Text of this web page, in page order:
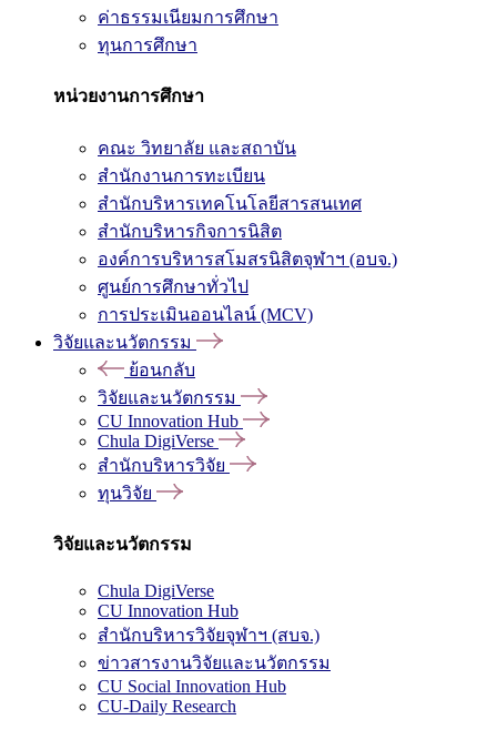
ค่าธรรมเนียมการศึกษา
ทุนการศึกษา
หน่วยงานการศึกษา
คณะ วิทยาลัย และสถาบัน
สำนักงานการทะเบียน
สำนักบริหารเทคโนโลยีสารสนเทศ
สำนักบริหารกิจการนิสิต
องค์การบริหารสโมสรนิสิตจุฬาฯ (อบจ.)
ศูนย์การศึกษาทั่วไป
การประเมินออนไลน์ (MCV)
วิจัยและนวัตกรรม
ย้อนกลับ
วิจัยและนวัตกรรม
CU Innovation Hub
Chula DigiVerse
สำนักบริหารวิจัย
ทุนวิจัย
วิจัยและนวัตกรรม
Chula DigiVerse
CU Innovation Hub
สำนักบริหารวิจัยจุฬาฯ (สบจ.)
ข่าวสารงานวิจัยและนวัตกรรม
CU Social Innovation Hub
CU-Daily Research